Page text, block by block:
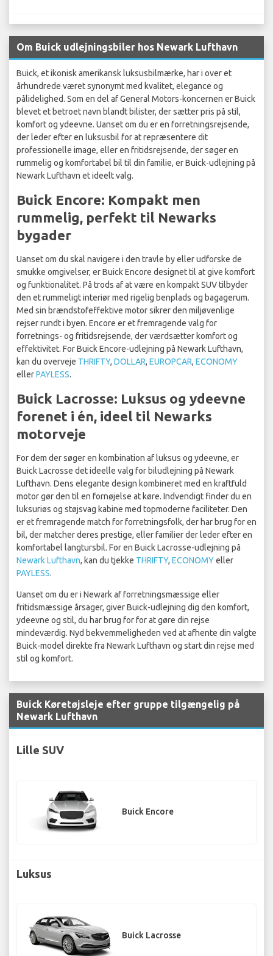
Om Buick udlejningsbiler hos Newark Lufthavn
Buick, et ikonisk amerikansk luksusbilmærke, har i over et
århundrede været synonymt med kvalitet, elegance og
pålidelighed. Som en del af General Motors-koncernen er Buick
blevet et betroet navn blandt bilister, der sætter pris på stil,
komfort og ydeevne. Uanset om du er en forretningsrejsende,
der leder efter en luksusbil for at repræsentere dit
professionelle image, eller en fritidsrejsende, der søger en
rummelig og komfortabel bil til din familie, er Buick-udlejning på
Newark Lufthavn et ideelt valg.
Buick Encore: Kompakt men
rummelig, perfekt til Newarks
bygader
Uanset om du skal navigere i den travle by eller udforske de
smukke omgivelser, er Buick Encore designet til at give komfort
og funktionalitet. På trods af at være en kompakt SUV tilbyder
den et rummeligt interiør med rigelig benplads og bagagerum.
Med sin brændstofeffektive motor sikrer den miljøvenlige
rejser rundt i byen. Encore er et fremragende valg for
forretnings- og fritidsrejsende, der værdsætter komfort og
effektivitet. For Buick Encore-udlejning på Newark Lufthavn,
kan du overveje THRIFTY, DOLLAR, EUROPCAR, ECONOMY
ellerPAYLESS.
Buick Lacrosse: Luksus og ydeevne
forenet i én, ideel til Newarks
motorveje
For dem der søger en kombination af luksus og ydeevne, er
Buick Lacrosse det ideelle valg for biludlejning på Newark
Lufthavn. Dens elegante design kombineret med en kraftfuld
motor gør den til en fornøjelse at køre. Indvendigt finder du en
luksuriøs og støjsvag kabine med topmoderne faciliteter. Den
er et fremragende match for forretningsfolk, der har brug for en
bil, der matcher deres prestige, eller familier der leder efter en
komfortabel langtursbil. For en Buick Lacrosse-udlejning på
Newark Lufthavn, kan du tjekke THRIFTY, ECONOMYeller
PAYLESS.
Uanset om du er i Newark af forretningsmæssige eller
fritidsmæssige årsager, giver Buick-udlejning dig den komfort,
ydeevne og stil, du har brug for for at gøre din rejse
mindeværdig. Nyd bekvemmeligheden ved at afhente din valgte
Buick-model direkte fra Newark Lufthavn og start din rejse med
stil og komfort.
Buick Køretøjsleje efter gruppe tilgængelig på
Newark Lufthavn
Lille SUV
Buick Encore
Luksus
Buick Lacrosse